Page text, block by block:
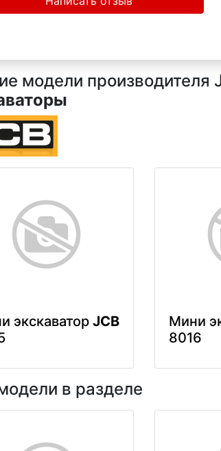
модели производителя
экскаватор JCB
Мини
8016
в разделе